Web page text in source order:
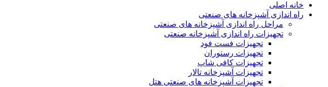
خانه اصلی
راه اندازی آشپزخانه های صنعتی
مراحل راه اندازی آشپزخانه های صنعتی
تجهیزات راه اندازی آشپزخانه صنعتی
تجهیزات فست فود
تجهیزات رستوران
تجهیزات کافی شاپ
تجهیزات آشپزخانه تالار
تجهیزات آشپزخانه های صنعتی هتل